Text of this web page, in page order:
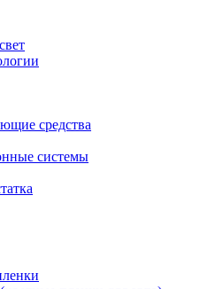
средства
системы